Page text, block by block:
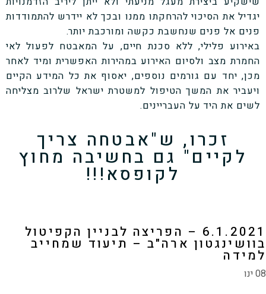
יגדיל את הסיכוי להרחקתו ממנו ובכך לא יידרש להתמודדות
פנים אל פנים שנחשבת כקשה ומורכבת יותר.
באירוע פלילי, ללא סכנת חיים, על המאבטח לפעול לאי
החמרת מצב ולסיום האירוע במהירות האפשרית ומיד לאחר
מכן, יחד עם גורמים נוספים, יאסוף את כל המידע הקיים
ויעביר את המשך הטיפול למשטרת ישראל שלרוב מצליחה
לשים את היד על העבריינים.
זכרו, ש"אבטחה צריך
לקיים" גם בחשיבה מחוץ
לקופסא!!!
6.1.2021 – הפריצה לבניין הקפיטול
בוושינגטון ארה"ב – תיעוד שמחייב
למידה
08 ינו